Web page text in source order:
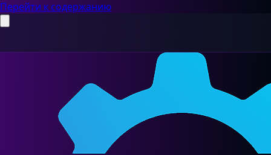
Перейти к содержанию